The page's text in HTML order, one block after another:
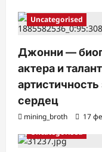
Uncategorised
Джонни —
актера и
сердец
mining_broth 17
Uncategorised